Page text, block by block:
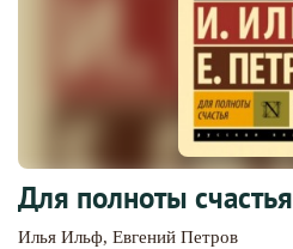
Для полноты счастья
Илья Ильф, Евгений Петров